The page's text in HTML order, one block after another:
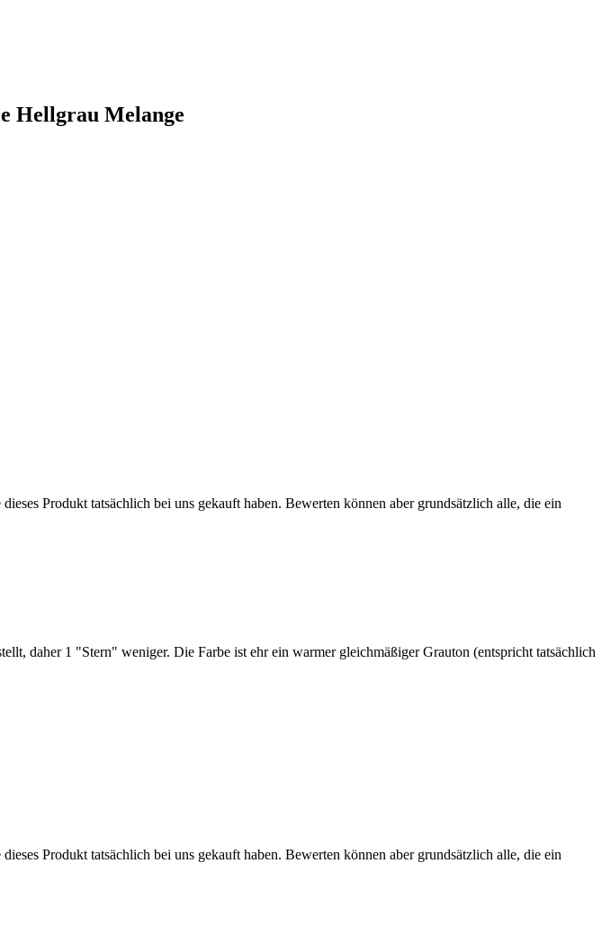
Hellgrau Melange
Produkt tatsächlich bei uns gekauft haben. Bewerten können aber grundsätzlich alle, die ein
daher 1 "Stern" weniger. Die Farbe ist ehr ein warmer gleichmäßiger Grauton (entspricht tatsächlich
Produkt tatsächlich bei uns gekauft haben. Bewerten können aber grundsätzlich alle, die ein